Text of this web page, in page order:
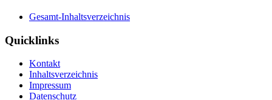
Gesamt-Inhaltsverzeichnis
Quicklinks
Kontakt
Inhaltsverzeichnis
Impressum
Datenschutz